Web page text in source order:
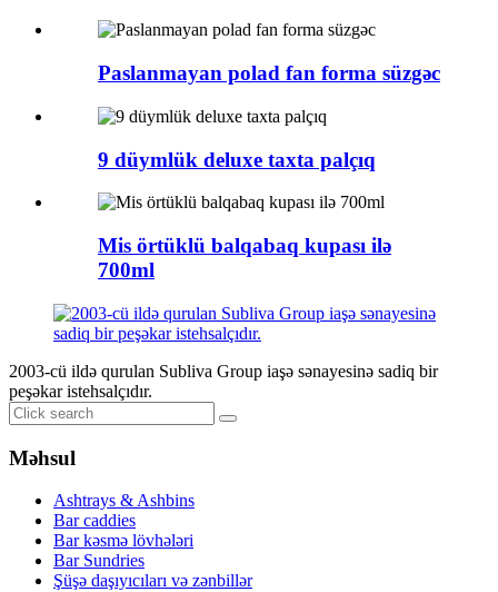
Paslanmayan polad fan forma süzgəc
9 düymlük deluxe taxta palçıq
Mis örtüklü balqabaq kupası ilə
700ml
2003-cü ildə qurulan Subliva Group iaşə sənayesinə sadiq bir
peşəkar istehsalçıdır.
Məhsul
Ashtrays & Ashbins
Bar caddies
Bar kəsmə lövhələri
Bar Sundries
Şüşə daşıyıcıları və zənbillər